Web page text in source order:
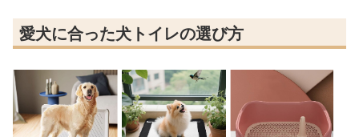
愛犬に合った犬トイレの選び方